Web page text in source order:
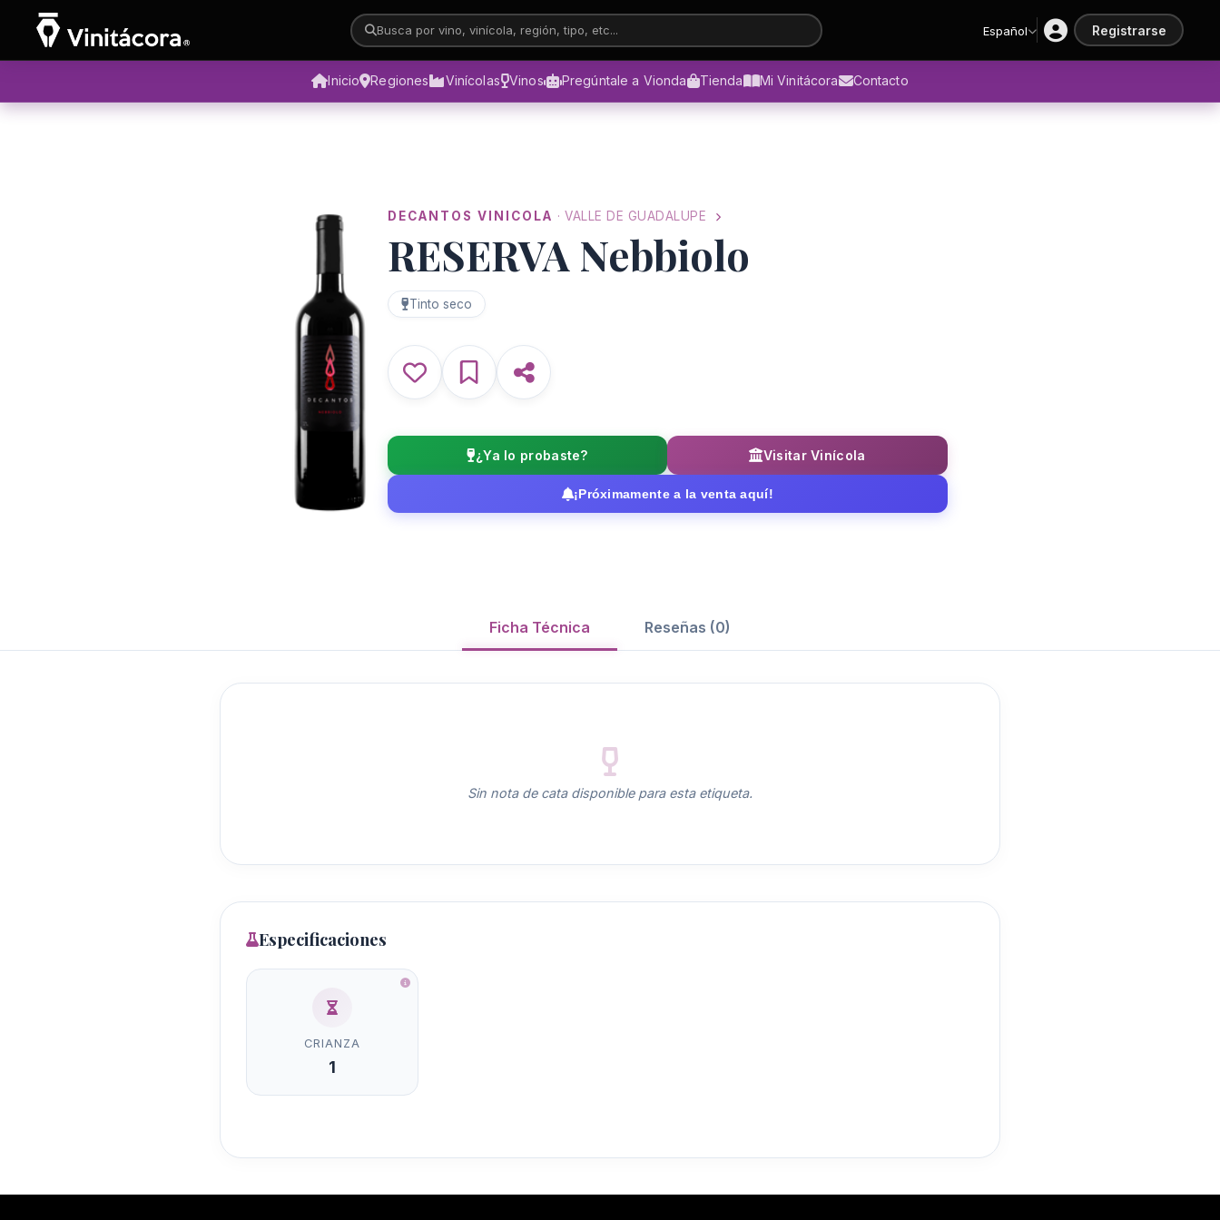
Busca por vino, vinícola, región, tipo, etc... Español Registrarse
Inicio Regiones Vinícolas Vinos Pregúntale a Vionda Tienda Mi Vinitácora Contacto
DECANTOS VINICOLA · VALLE DE GUADALUPE
RESERVA Nebbiolo
Tinto seco
¿Ya lo probaste? Visitar Vinícola
¡Próximamente a la venta aquí!
Ficha Técnica Reseñas (0)
Sin nota de cata disponible para esta etiqueta.
Especificaciones
CRIANZA
1